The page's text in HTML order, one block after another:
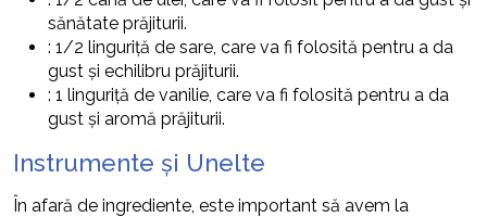
sănătate prăjiturii.
: 1/2 linguriță de sare, care va fi folosită pentru a da
gust și echilibru prăjiturii.
: 1 linguriță de vanilie, care va fi folosită pentru a da
gust și aromă prăjiturii.
Instrumente și Unelte
În afară de ingrediente, este important să avem la